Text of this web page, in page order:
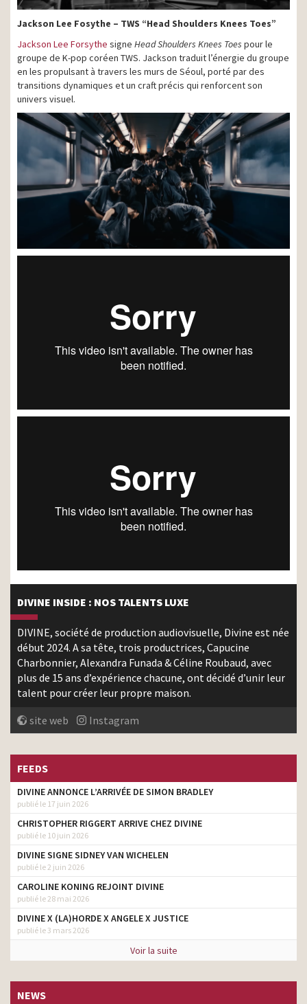
Jackson Lee Fosythe – TWS “Head Shoulders Knees Toes”
Jackson Lee Forsythe signe Head Shoulders Knees Toes pour le
groupe de K-pop coréen TWS. Jackson traduit l’énergie du groupe
en les propulsant à travers les murs de Séoul, porté par des
transitions dynamiques et un craft précis qui renforcent son
univers visuel.
DIVINE INSIDE : NOS TALENTS LUXE
DIVINE, société de production audiovisuelle, Divine est née
début 2024. A sa tête, trois productrices, Capucine
Charbonnier, Alexandra Funada & Céline Roubaud, avec
plus de 15 ans d’expérience chacune, ont décidé d’unir leur
talent pour créer leur propre maison.
site web
Instagram
FEEDS
DIVINE ANNONCE L’ARRIVÉE DE SIMON BRADLEY
publié le 17 juin 2026
CHRISTOPHER RIGGERT ARRIVE CHEZ DIVINE
publié le 10 juin 2026
DIVINE SIGNE SIDNEY VAN WICHELEN
publié le 2 juin 2026
CAROLINE KONING REJOINT DIVINE
publié le 28 mai 2026
DIVINE X (LA)HORDE X ANGELE X JUSTICE
publié le 3 mars 2026
Voir la suite
NEWS